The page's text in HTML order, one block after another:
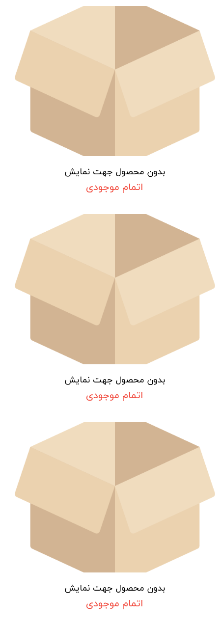
بدون محصول جهت نمایش
اتمام موجودی
بدون محصول جهت نمایش
اتمام موجودی
بدون محصول جهت نمایش
اتمام موجودی